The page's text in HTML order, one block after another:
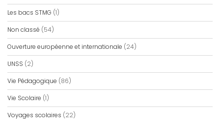
Les bacs STMG (1)
Non classé (54)
Ouverture européenne et internationale (24)
UNSS (2)
Vie Pédagogique (86)
Vie Scolaire (1)
Voyages scolaires (22)